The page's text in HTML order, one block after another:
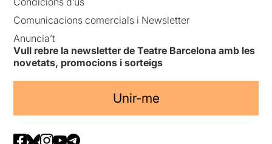
Comunicacions comercials i Newsletter
Anuncia’t
Vull rebre la newsletter de Teatre Barcelona amb les
novetats, promocions i sorteigs
Unir-me